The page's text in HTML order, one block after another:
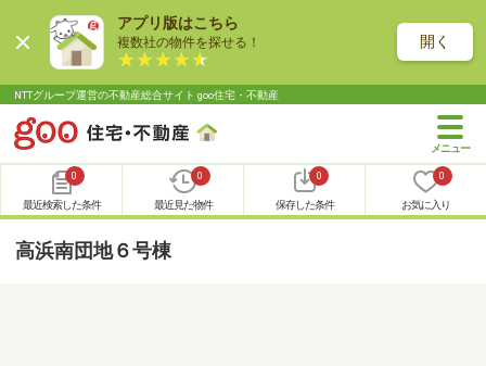
アプリ版はこちら
複数社の物件を探せる！ 開く
NTTグループ運営の不動産総合サイト goo住宅・不動産
0
最近検索した条件
0
最近見た物件
0
保存した条件
0
お気に入り
高浜南団地６号棟